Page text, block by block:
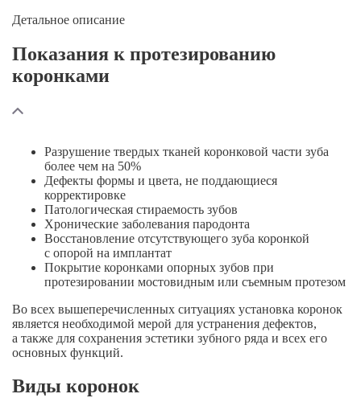
Детальное описание
Показания к протезированию
коронками
Разрушение твердых тканей коронковой части зуба
более чем на 50%
Дефекты формы и цвета, не поддающиеся
корректировке
Патологическая стираемость зубов
Хронические заболевания пародонта
Восстановление отсутствующего зуба коронкой
с опорой на имплантат
Покрытие коронками опорных зубов при
протезировании мостовидным или съемным протезом
Во всех вышеперечисленных ситуациях установка коронок
является необходимой мерой для устранения дефектов,
а также для сохранения эстетики зубного ряда и всех его
основных функций.
Виды коронок